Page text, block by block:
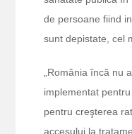
de persoane fiind
sunt depistate, cel
„România încă nu
implementat
pentru creşterea
accesului la